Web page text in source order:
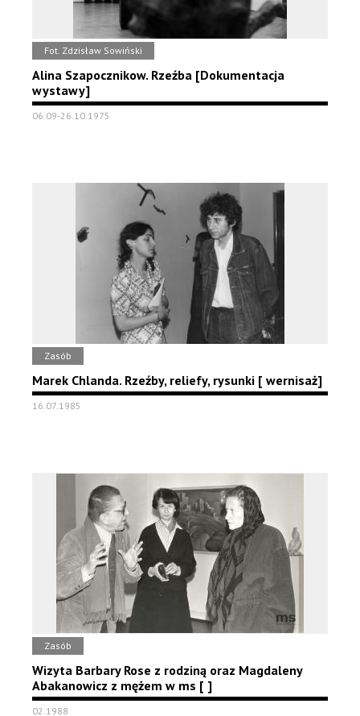
Fot. Zdzisław Sowiński
Alina Szapocznikow. Rzeźba [Dokumentacja
wystawy]
06.09-26.10.1975
Zasób
Marek Chlanda. Rzeźby, reliefy, rysunki [ wernisaż]
16.07.1985
Zasób
Wizyta Barbary Rose z rodziną oraz Magdaleny
Abakanowicz z mężem w ms [ ]
02.1988